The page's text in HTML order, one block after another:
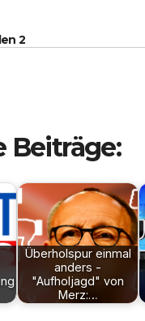
2
Beiträge:
Überholspur einmal
anders -
"Aufholjagd" von
Merz:…